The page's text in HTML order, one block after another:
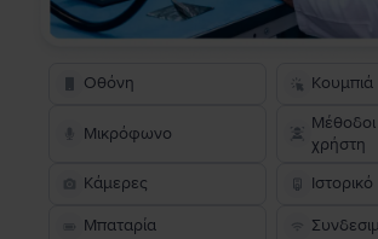
Οθόνη Κουμπιά
Μικρόφωνο
χρήστη
Κάμερες
Ιστορικό
Μπαταρία